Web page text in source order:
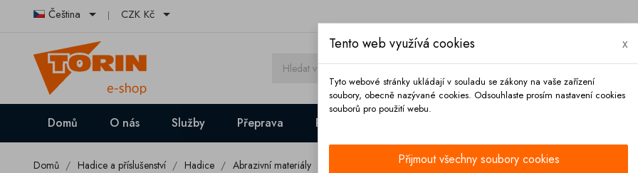
Čeština  CZK Kč 
Domů O nás Služby Přeprava Platba
Domů Hadice a příslušenství Hadice Abrazivní materiály Hadice pro abraziva DN 75 SEMPERIT SOSH černá tlaková
Tento web využívá cookies x
Tyto webové stránky ukládají v souladu se zákony na vaše zařízení
soubory, obecně nazývané cookies. Odsouhlaste prosím nastavení cookies
souborů pro použití webu.
Přijmout všechny soubory cookies